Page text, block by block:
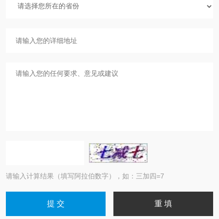
请输入计算结果（填写阿拉伯数字），如：三加四=7